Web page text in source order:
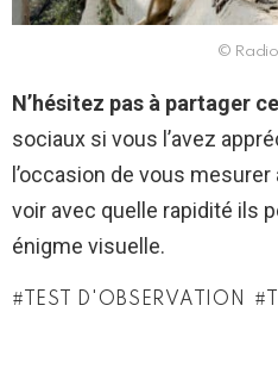
©
N’hésitez pas à partager
sociaux si vous l’avez
l’occasion de vous
voir avec quelle rapidité ils
énigme visuelle.
TEST D'OBSERVATION